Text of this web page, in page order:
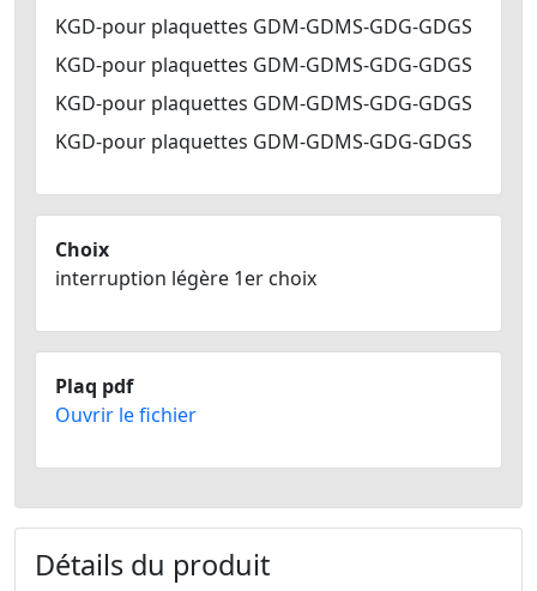
KGD-pour plaquettes GDM-GDMS-GDG-GDGS
KGD-pour plaquettes GDM-GDMS-GDG-GDGS
KGD-pour plaquettes GDM-GDMS-GDG-GDGS
KGD-pour plaquettes GDM-GDMS-GDG-GDGS
Choix
interruption légère 1er choix
Plaq pdf
Ouvrir le fichier
Détails du produit